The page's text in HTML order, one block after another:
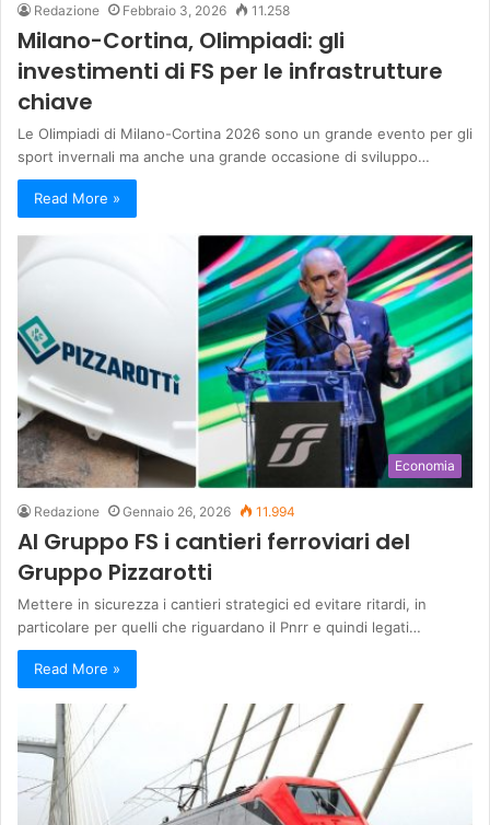
Redazione Febbraio 3, 2026 11.258
Milano-Cortina, Olimpiadi: gli
investimenti di FS per le infrastrutture
chiave
Le Olimpiadi di Milano-Cortina 2026 sono un grande evento per gli
sport invernali ma anche una grande occasione di sviluppo…
Read More »
Economia
Redazione Gennaio 26, 2026 11.994
Al Gruppo FS i cantieri ferroviari del
Gruppo Pizzarotti
Mettere in sicurezza i cantieri strategici ed evitare ritardi, in
particolare per quelli che riguardano il Pnrr e quindi legati…
Read More »